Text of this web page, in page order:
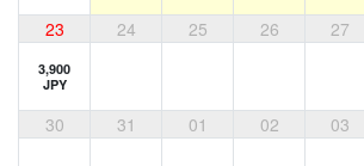
23 24 25 26 27
3,900
JPY
30 31 01 02 03